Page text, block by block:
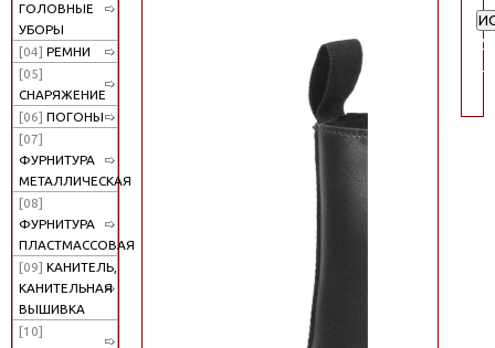
ГОЛОВНЫЕ
УБОРЫ
[04] РЕМНИ
[05]
СНАРЯЖЕНИЕ
[06] ПОГОНЫ
[07]
ФУРНИТУРА
МЕТАЛЛИЧЕСКАЯ
[08]
ФУРНИТУРА
ПЛАСТМАССОВАЯ
[09] КАНИТЕЛЬ,
КАНИТЕЛЬНАЯ
ВЫШИВКА
[10]